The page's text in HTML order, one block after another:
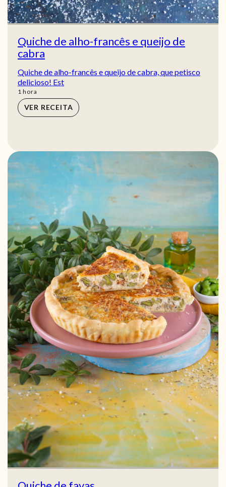
Quiche de alho-francês e queijo de
cabra
Quiche de alho-francês e queijo de cabra, que petisco
delicioso! Est
1 hora
hora
VER RECEITA